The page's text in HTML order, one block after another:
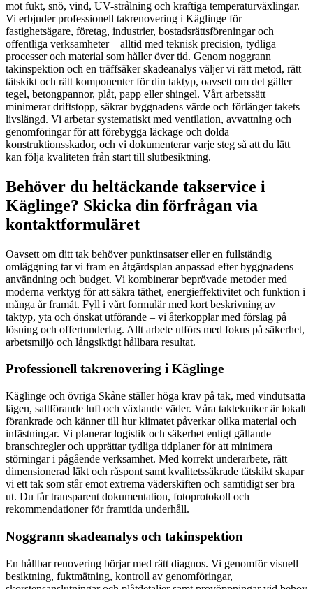
mot fukt, snö, vind, UV-strålning och kraftiga temperaturväxlingar.
Vi erbjuder professionell takrenovering i Käglinge för
fastighetsägare, företag, industrier, bostadsrättsföreningar och
offentliga verksamheter – alltid med teknisk precision, tydliga
processer och material som håller över tid. Genom noggrann
takinspektion och en träffsäker skadeanalys väljer vi rätt metod, rätt
tätskikt och rätt komponenter för din taktyp, oavsett om det gäller
tegel, betongpannor, plåt, papp eller shingel. Vårt arbetssätt
minimerar driftstopp, säkrar byggnadens värde och förlänger takets
livslängd. Vi arbetar systematiskt med ventilation, avvattning och
genomföringar för att förebygga läckage och dolda
konstruktionsskador, och vi dokumenterar varje steg så att du lätt
kan följa kvaliteten från start till slutbesiktning.
Behöver du heltäckande takservice i
Käglinge? Skicka din förfrågan via
kontaktformuläret
Oavsett om ditt tak behöver punktinsatser eller en fullständig
omläggning tar vi fram en åtgärdsplan anpassad efter byggnadens
användning och budget. Vi kombinerar beprövade metoder med
moderna verktyg för att säkra täthet, energieffektivitet och funktion i
många år framåt. Fyll i vårt formulär med kort beskrivning av
taktyp, yta och önskat utförande – vi återkopplar med förslag på
lösning och offertunderlag. Allt arbete utförs med fokus på säkerhet,
arbetsmiljö och långsiktigt hållbara resultat.
Professionell takrenovering i Käglinge
Käglinge och övriga Skåne ställer höga krav på tak, med vindutsatta
lägen, saltförande luft och växlande väder. Våra taktekniker är lokalt
förankrade och känner till hur klimatet påverkar olika material och
infästningar. Vi planerar logistik och säkerhet enligt gällande
branschregler och upprättar tydliga tidplaner för att minimera
störningar i pågående verksamhet. Med korrekt underarbete, rätt
dimensionerad läkt och råspont samt kvalitetssäkrade tätskikt skapar
vi ett tak som står emot extrema väderskiften och samtidigt ser bra
ut. Du får transparent dokumentation, fotoprotokoll och
rekommendationer för framtida underhåll.
Noggrann skadeanalys och takinspektion
En hållbar renovering börjar med rätt diagnos. Vi genomför visuell
besiktning, fuktmätning, kontroll av genomföringar,